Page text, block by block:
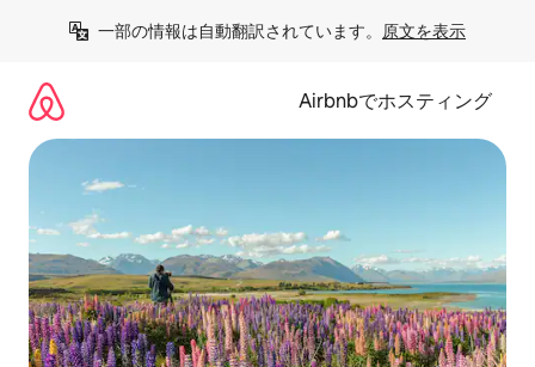
一部の情報は自動翻訳されています。 原文を表示
Airbnbでホスティング